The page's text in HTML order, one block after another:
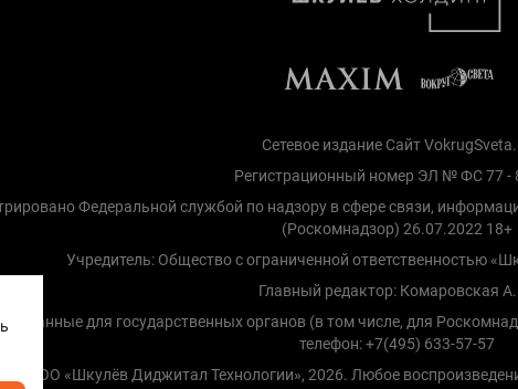
Сетевое издание Сайт
Регистрационный номер ЭЛ № ФС 77 -
Федеральной службой по надзору в сфере связи,
(Роскомнадзор) 26.07.2022 18+
Учредитель: Общество с ограниченной ответственностью
Главный редактор: Комаровская А.
данные для государственных органов (в том числе, для
телефон: +7(495) 633-57-57
(с) ООО «Шкулёв Диджитал Технологии», 2026. Любое